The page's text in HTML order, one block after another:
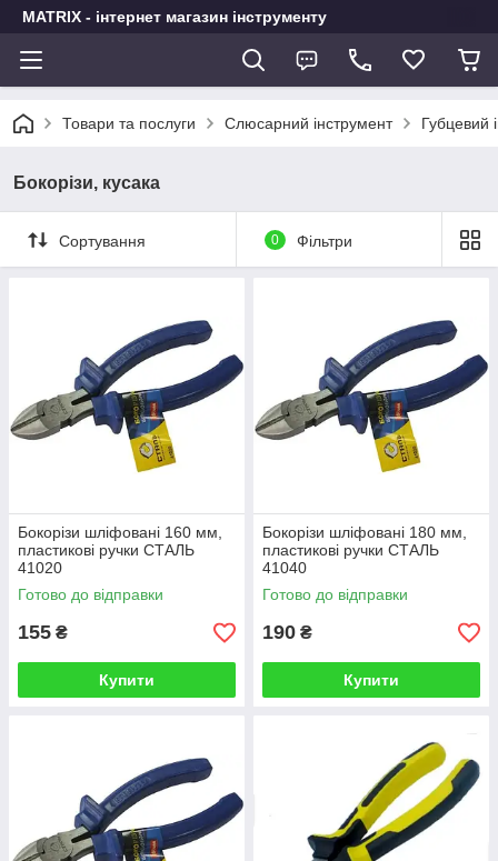
MATRIX - інтернет магазин інструменту
Товари та послуги Слюсарний інструмент Губцевий
Бокорізи, кусака
Сортування 0 Фільтри
Бокорізи шліфовані 160 мм,
пластикові ручки СТАЛЬ
41020
Готово до відправки
155 ₴
Купити
Бокорізи шліфовані 180 мм,
пластикові ручки СТАЛЬ
41040
Готово до відправки
190 ₴
Купити